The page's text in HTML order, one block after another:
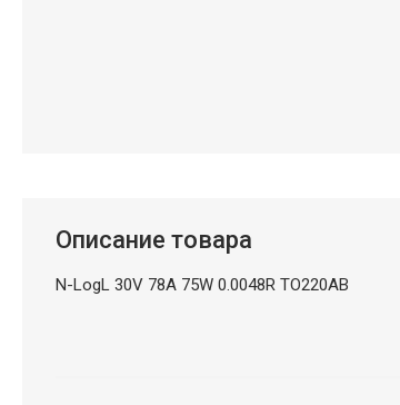
Описание товара
N-LogL 30V 78A 75W 0.0048R TO220AB